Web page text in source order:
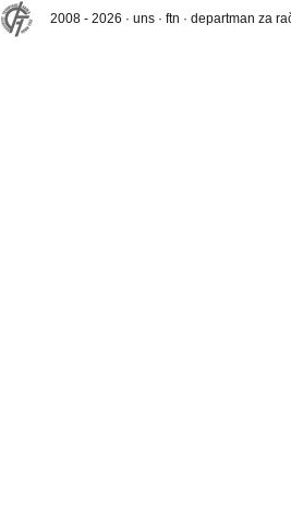
2008 - 2026 · uns · ftn · departman za